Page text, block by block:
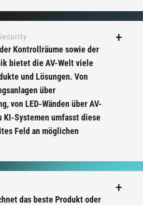
Kontrollräume sowie der
bietet die AV-Welt viele
und Lösungen. Von
über
von LED-Wänden über AV-
KI-Systemen umfasst diese
Feld an möglichen
das beste Produkt oder